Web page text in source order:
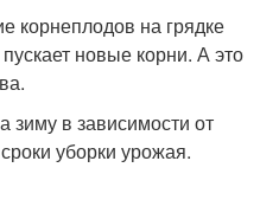
корнеплодов на грядке
новые корни. А это
зиму в зависимости от
уборки урожая.